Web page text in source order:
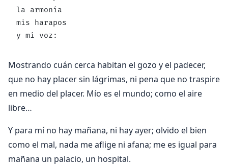
la armonía
mis harapos
y mi voz:
Mostrando cuán cerca habitan el gozo y el padecer,
que no hay placer sin lágrimas, ni pena que no traspire
en medio del placer. Mío es el mundo; como el aire
libre…
Y para mí no hay mañana, ni hay ayer; olvido el bien
como el mal, nada me aflige ni afana; me es igual para
mañana un palacio, un hospital.